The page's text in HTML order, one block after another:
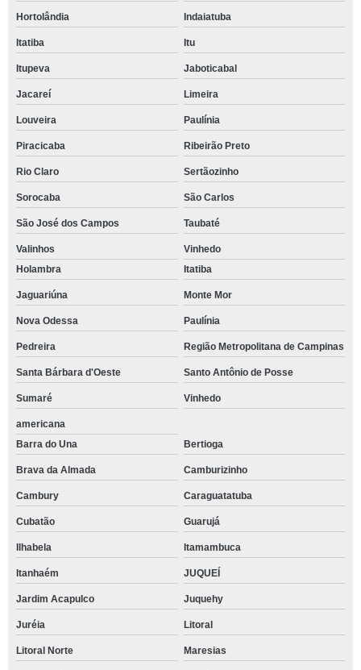
Hortolândia Indaiatuba
Itatiba Itu
Itupeva Jaboticabal
Jacareí Limeira
Louveira Paulínia
Piracicaba Ribeirão Preto
Rio Claro Sertãozinho
Sorocaba São Carlos
São José dos Campos Taubaté
Valinhos
Vinhedo
Holambra
Itatiba
Jaguariúna Monte Mor
Nova Odessa Paulínia
Pedreira Região Metropolitana de Campinas
Santa Bárbara d'Oeste Santo Antônio de Posse
Sumaré Vinhedo
americana
Barra do Una
Bertioga
Brava da Almada Camburizinho
Cambury Caraguatatuba
Cubatão Guarujá
Ilhabela Itamambuca
Itanhaém JUQUEÍ
Jardim Acapulco Juquehy
Juréia Litoral
Litoral Norte Maresias